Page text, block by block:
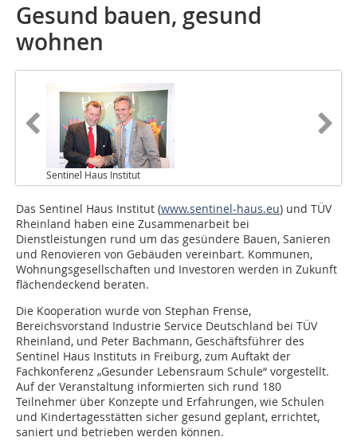
Gesund bauen, gesund
wohnen
Sentinel Haus Institut
Das Sentinel Haus Institut (www.sentinel-haus.eu) und TÜV
Rheinland haben eine Zusammenarbeit bei
Dienstleistungen rund um das gesündere Bauen, Sanieren
und Renovieren von Gebäuden vereinbart. Kommunen,
Wohnungsgesellschaften und Investoren werden in Zukunft
flächendeckend beraten.
Die Kooperation wurde von Stephan Frense,
Bereichsvorstand Industrie Service Deutschland bei TÜV
Rheinland, und Peter Bachmann, Geschäftsführer des
Sentinel Haus Instituts in Freiburg, zum Auftakt der
Fachkonferenz „Gesunder Lebensraum Schule“ vorgestellt.
Auf der Veranstaltung informierten sich rund 180
Teilnehmer über Konzepte und Erfahrungen, wie Schulen
und Kindertagesstätten sicher gesund geplant, errichtet,
saniert und betrieben werden können.